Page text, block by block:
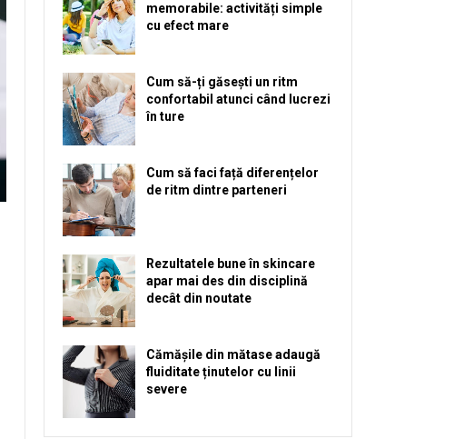
memorabile: activități simple
cu efect mare
Cum să-ți găsești un ritm
confortabil atunci când lucrezi
în ture
Cum să faci față diferențelor
de ritm dintre parteneri
Rezultatele bune în skincare
apar mai des din disciplină
decât din noutate
Cămășile din mătase adaugă
fluiditate ținutelor cu linii
severe